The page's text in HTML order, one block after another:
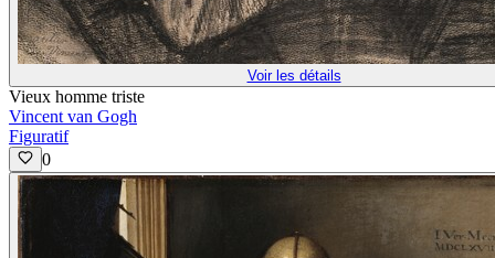
Voir les détails
Vieux homme triste
Vincent van Gogh
Figuratif
0